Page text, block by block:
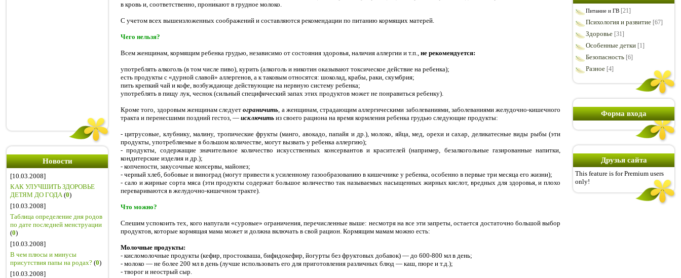
Новости
[10.03.2008]
КАК УЛУЧШИТЬ ЗДОРОВЬЕ
ДЕТЯМ ДО ГОДА (0)
[10.03.2008]
Таблица определение дня родов
по дате последней менструации
(0)
[10.03.2008]
В чем плюсы и минусы
присутствия папы на родах? (0)
[10.03.2008]
в кровь и, соответственно, проникают в грудное молоко.
С учетом всех вышеизложенных соображений и составляются рекомендации по питанию кормящих матерей.
Чего нельзя?
Всем женщинам, кормящим ребенка грудью, независимо от состояния здоровья, наличия аллергии и т.п., не рекомендуется:
употреблять алкоголь (в том числе пиво), курить (алкоголь и никотин оказывают токсическое действие на ребенка);
есть продукты с «дурной славой» аллергенов, а к таковым относятся: шоколад, крабы, раки, скумбрия;
пить крепкий чай и кофе, возбуждающе действующие на нервную систему ребенка;
употреблять в пищу лук, чеснок (сильный специфический запах этих продуктов может не понравиться ребенку).
Кроме того, здоровым женщинам следуетограничить, а женщинам, страдающим аллергическими заболеваниями, заболеваниями желудочно-кишечного
тракта и перенесшими поздний гестоз, — исключить из своего рациона на время кормления ребенка грудью следующие продукты:
- цитрусовые, клубнику, малину, тропические фрукты (манго, авокадо, папайя и др.), молоко, яйца, мед, орехи и сахар, деликатесные виды рыбы (эти
продукты, употребляемые в большом количестве, могут вызвать у ребенка аллергию);
- продукты, содержащие значительное количество искусственных консервантов и красителей (например, безалкогольные газированные напитки,
кондитерские изделия и др.);
- копчености, закусочные консервы, майонез;
- черный хлеб, бобовые и виноград (могут привести к усиленному газообразованию в кишечнике у ребенка, особенно в первые три месяца его жизни);
- сало и жирные сорта мяса (эти продукты содержат большое количество так называемых насыщенных жирных кислот, вредных для здоровья, и плохо
перевариваются в желудочно-кишечном тракте).
Что можно?
Спешим успокоить тех, кого напугали «суровые» ограничения, перечисленные выше: несмотря на все эти запреты, остается достаточно большой выбор
продуктов, которые кормящая мама может и должна включать в свой рацион. Кормящим мамам можно есть:
Молочные продукты:
- кисломолочные продукты (кефир, простокваша, бифидокефир, йогурты без фруктовых добавок) — до 600-800 мл в день;
- молоко — не более 200 мл в день (лучше использовать его для приготовления различных блюд — каш, пюре и т.д.);
- творог и неострый сыр.
Питание и ГВ [21]
Психология и развитие [67]
Здоровье [31]
Особенные детки [1]
Безопасность [6]
Разное [4]
Форма входа
Друзья сайта
This feature is for Premium users
only!